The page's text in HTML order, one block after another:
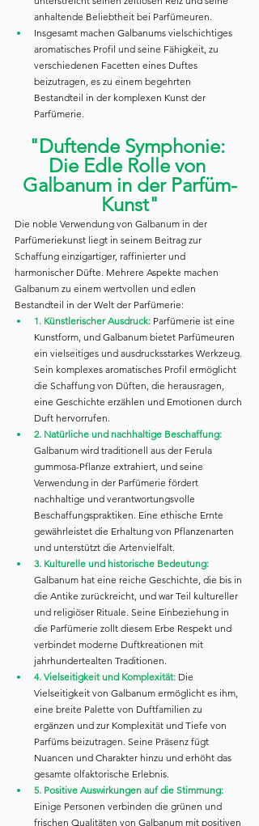
anhaltende Beliebtheit bei Parfümeuren.
Insgesamt machen Galbanums vielschichtiges
aromatisches Profil und seine Fähigkeit, zu
verschiedenen Facetten eines Duftes
beizutragen, es zu einem begehrten
Bestandteil in der komplexen Kunst der
Parfümerie.
"Duftende Symphonie:
Die Edle Rolle von
Galbanum in der Parfüm-
Kunst"
Die noble Verwendung von Galbanum in der
Parfümeriekunst liegt in seinem Beitrag zur
Schaffung einzigartiger, raffinierter und
harmonischer Düfte. Mehrere Aspekte machen
Galbanum zu einem wertvollen und edlen
Bestandteil in der Welt der Parfümerie:
1. Künstlerischer Ausdruck: Parfümerie ist eine
Kunstform, und Galbanum bietet Parfümeuren
ein vielseitiges und ausdrucksstarkes Werkzeug.
Sein komplexes aromatisches Profil ermöglicht
die Schaffung von Düften, die herausragen,
eine Geschichte erzählen und Emotionen durch
Duft hervorrufen.
2. Natürliche und nachhaltige Beschaffung:
Galbanum wird traditionell aus der Ferula
gummosa-Pflanze extrahiert, und seine
Verwendung in der Parfümerie fördert
nachhaltige und verantwortungsvolle
Beschaffungspraktiken. Eine ethische Ernte
gewährleistet die Erhaltung von Pflanzenarten
und unterstützt die Artenvielfalt.
3. Kulturelle und historische Bedeutung:
Galbanum hat eine reiche Geschichte, die bis in
die Antike zurückreicht, und war Teil kultureller
und religiöser Rituale. Seine Einbeziehung in
die Parfümerie zollt diesem Erbe Respekt und
verbindet moderne Duftkreationen mit
jahrhundertealten Traditionen.
4. Vielseitigkeit und Komplexität: Die
Vielseitigkeit von Galbanum ermöglicht es ihm,
eine breite Palette von Duftfamilien zu
ergänzen und zur Komplexität und Tiefe von
Parfüms beizutragen. Seine Präsenz fügt
Nuancen und Charakter hinzu und erhöht das
gesamte olfaktorische Erlebnis.
5. Positive Auswirkungen auf die Stimmung:
Einige Personen verbinden die grünen und
frischen Qualitäten von Galbanum mit positiven